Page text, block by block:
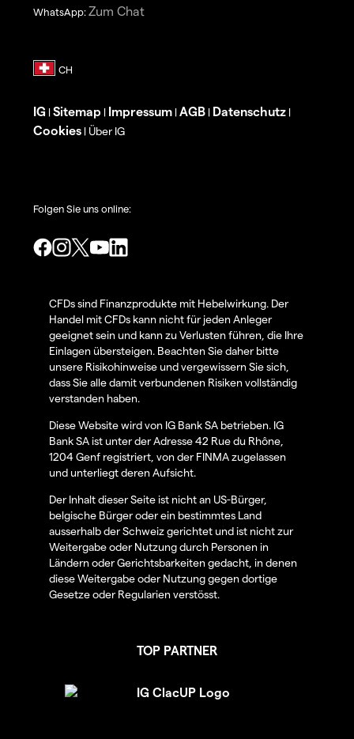
WhatsApp: Zum Chat
IG | Sitemap | Impressum | AGB | Datenschutz |
Cookies | Über IG
Folgen Sie uns online:
CFDs sind Finanzprodukte mit Hebelwirkung. Der
Handel mit CFDs kann nicht für jeden Anleger
geeignet sein und kann zu Verlusten führen, die Ihre
Einlagen übersteigen. Beachten Sie daher bitte
unsere Risikohinweise und vergewissern Sie sich,
dass Sie alle damit verbundenen Risiken vollständig
verstanden haben.
Diese Website wird von IG Bank SA betrieben. IG
Bank SA ist unter der Adresse 42 Rue du Rhône,
1204 Genf registriert, von der FINMA zugelassen
und unterliegt deren Aufsicht.
Der Inhalt dieser Seite ist nicht an US-Bürger,
belgische Bürger oder ein bestimmtes Land
ausserhalb der Schweiz gerichtet und ist nicht zur
Weitergabe oder Nutzung durch Personen in
Ländern oder Gerichtsbarkeiten gedacht, in denen
diese Weitergabe oder Nutzung gegen dortige
Gesetze oder Regularien verstösst.
TOP PARTNER